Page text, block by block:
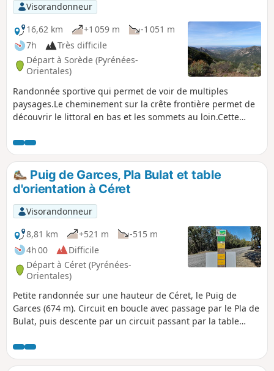
Visorandonneur
16,62 km
+1 059 m
-1 051 m
7h
Très difficile
Départ à Sorède (Pyrénées-
Orientales)
Randonnée sportive qui permet de voir de multiples
paysages.Le cheminement sur la crête frontière permet de
découvrir le littoral en bas et les sommets au loin.Cette
et il vous faudra franchir des torrents.Le retour est aussi
raide et il faudra beaucoup prêter attention aux cairns et au
vieux balisage Jaune.Nota : Cette randonnée se fera en
absence de pluie ou d'orage annoncé. (1)Un sens de
l’orientation est nécessaire. La trace gpx est nécessaire.
pensez à télécharger la trace et le fond de carte avant le
départ.
Puig de Garces, Pla Bulat et table
d'orientation à Céret
Visorandonneur
8,81 km
+521 m
-515 m
4h 00
Difficile
Départ à Céret (Pyrénées-
Orientales)
Petite randonnée sur une hauteur de Céret, le Puig de
Garces (674 m). Circuit en boucle avec passage par le Pla de
Bulat, puis descente par un circuit passant par la table